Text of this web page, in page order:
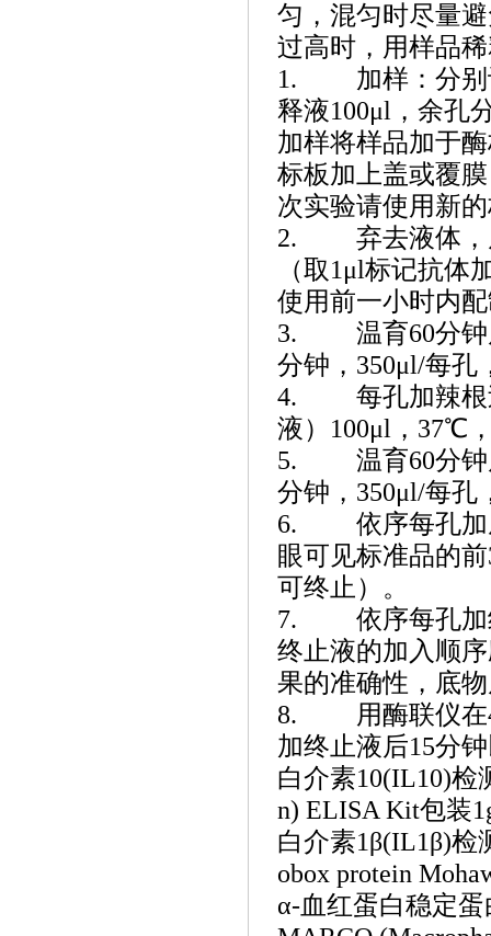
匀，混匀时尽量
过高时，用样品
1. 加样：分别设
释液100μl，余孔
加样将样品加于
标板加上盖或覆
次实验请使用新
2. 弃去液体，甩
（取1μl标记抗体
使用前一小时内
3. 温育60分钟后
分钟，350μl/每孔
4. 每孔加辣根过
液）100μl，37℃
5. 温育60分钟后
分钟，350μl/每孔
6. 依序每孔加底
眼可见标准品的
可终止）。
7. 依序每孔加终
终止液的加入顺
果的准确性，底
8. 用酶联仪在
加终止液后15分
白介素10(IL10)检
n) ELISA Kit包装
白介素1β(IL1β)检
obox protein
α-血红蛋白稳定